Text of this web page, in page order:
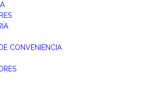
CONVENIENCIA